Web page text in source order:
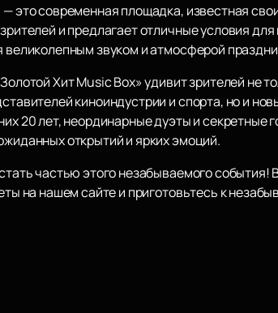
это современная площадка, известная
и предлагает отличные условия
великолепным звуком и атмосферой
Хит Music Box» удивит зрителей не
киноиндустрии и спорта, но и
20 лет, неординарные дуэты и секретные
открытий и ярких эмоций.
частью этого незабываемого
на нашем сайте и приготовьтесь к